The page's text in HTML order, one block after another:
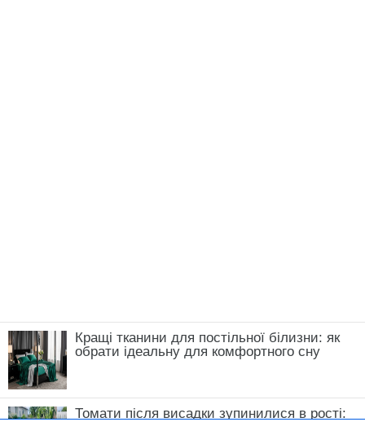
Кращі тканини для постільної білизни: як
обрати ідеальну для комфортного сну
Томати після висадки зупинилися в рості: